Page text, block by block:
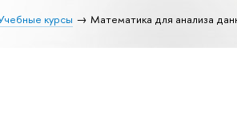
курсы Математика для анализа